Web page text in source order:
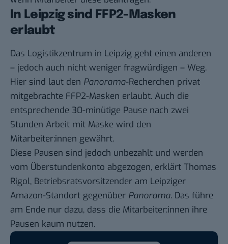
In Leipzig sind FFP2-Masken
erlaubt
Das Logistikzentrum in Leipzig geht einen anderen
– jedoch auch nicht weniger fragwürdigen – Weg.
Hier sind laut den Panorama-Recherchen privat
mitgebrachte FFP2-Masken erlaubt. Auch die
entsprechende 30-minütige Pause nach zwei
Stunden Arbeit mit Maske wird den
Mitarbeiter:innen gewährt.
Diese Pausen sind jedoch unbezahlt und werden
vom Überstundenkonto abgezogen, erklärt Thomas
Rigol, Betriebsratsvorsitzender am Leipziger
Amazon-Standort gegenüber Panorama. Das führe
am Ende nur dazu, dass die Mitarbeiter:innen ihre
Pausen kaum nutzen.